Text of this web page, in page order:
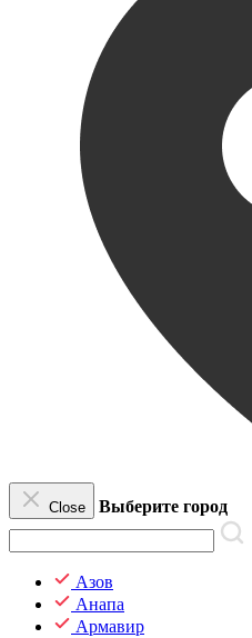
Close Выберите город
Азов
Анапа
Армавир